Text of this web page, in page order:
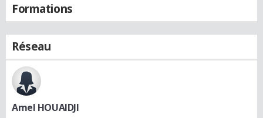
Formations
Réseau
Amel HOUAIDJI